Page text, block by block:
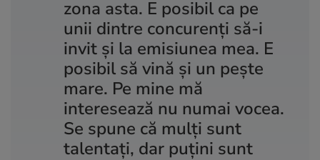
zona asta. E posibil ca pe
unii dintre concurenți să-i
invit și la emisiunea mea. E
posibil să vină și un pește
mare. Pe mine mă
interesează nu numai vocea.
Se spune că mulți sunt
talentați, dar puțini sunt